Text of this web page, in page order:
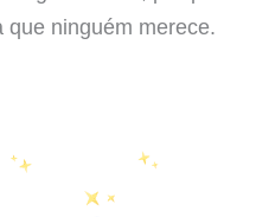
ninguém merece.